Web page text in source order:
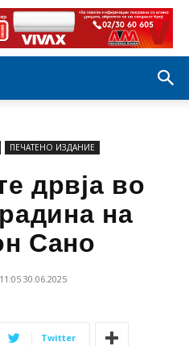
ПЕЧАТЕНО ИЗДАНИЕ
дрвја во
на
Сано
11:05 30.06.2025
Twitter